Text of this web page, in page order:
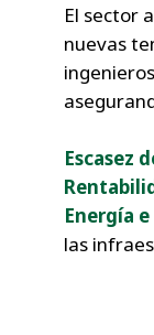
El sector
nuevas
Escasez
Energía
las